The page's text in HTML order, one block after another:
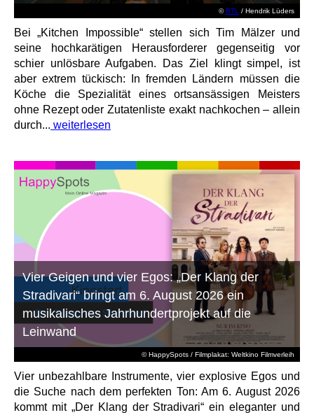
©RTL / Hendrik Lüders
Bei „Kitchen Impossible“ stellen sich Tim Mälzer und
seine hochkarätigen Herausforderer gegenseitig vor
schier unlösbare Aufgaben. Das Ziel klingt simpel, ist
aber extrem tückisch: In fremden Ländern müssen die
Köche die Spezialität eines ortsansässigen Meisters
ohne Rezept oder Zutatenliste exakt nachkochen – allein
durch... weiterlesen
© HappySpots / Filmplakat: Weltkino Filmverleih
Vier Geigen und vier Egos: „Der Klang der
Stradivari“ bringt am 6. August 2026 ein
musikalisches Jahrhundertprojekt auf die
Leinwand
Vier unbezahlbare Instrumente, vier explosive Egos und
die Suche nach dem perfekten Ton: Am 6. August 2026
kommt mit „Der Klang der Stradivari“ ein eleganter und